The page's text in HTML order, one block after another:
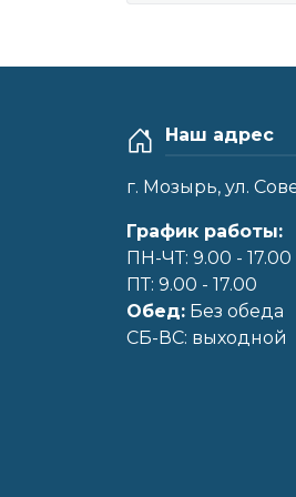
Наш адрес
г. Мозырь, ул.
График работы:
ПН-ЧТ: 9.00 - 17.00
ПТ: 9.00 - 17.00
Обед: Без обеда
CБ-ВС: выходной